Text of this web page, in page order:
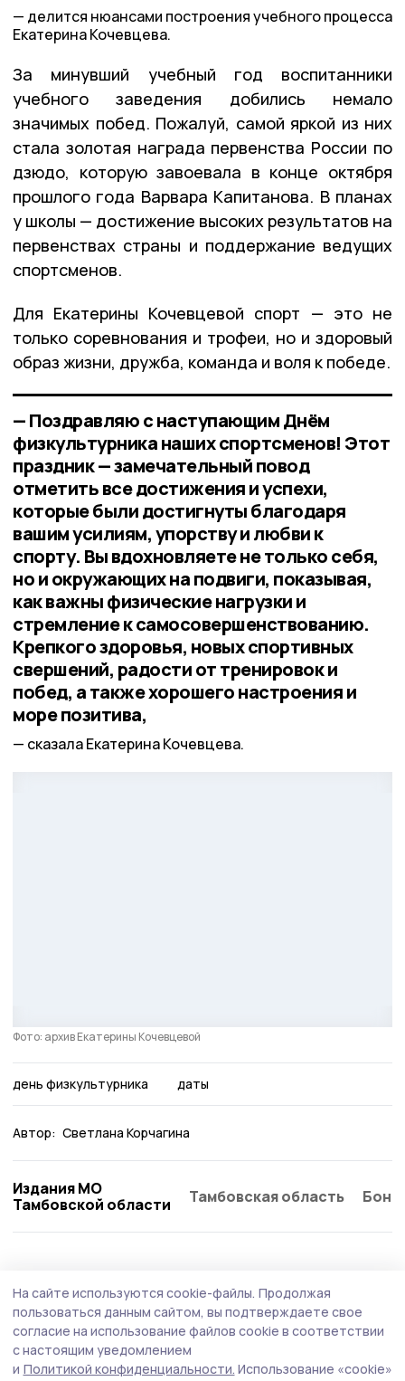
делится нюансами построения учебного процесса
Екатерина Кочевцева.
За минувший учебный год воспитанники
учебного заведения добились немало
значимых побед. Пожалуй, самой яркой из них
стала золотая награда первенства России по
дзюдо, которую завоевала в конце октября
прошлого года Варвара Капитанова. В планах
у школы — достижение высоких результатов на
первенствах страны и поддержание ведущих
спортсменов.
Для Екатерины Кочевцевой спорт — это не
только соревнования и трофеи, но и здоровый
образ жизни, дружба, команда и воля к победе.
— Поздравляю с наступающим Днём
физкультурника наших спортсменов! Этот
праздник — замечательный повод
отметить все достижения и успехи,
которые были достигнуты благодаря
вашим усилиям, упорству и любви к
спорту. Вы вдохновляете не только себя,
но и окружающих на подвиги, показывая,
как важны физические нагрузки и
стремление к самосовершенствованию.
Крепкого здоровья, новых спортивных
свершений, радости от тренировок и
побед, а также хорошего настроения и
море позитива,
сказала Екатерина Кочевцева.
Фото: архив Екатерины Кочевцевой
день физкультурника даты
Автор: Светлана Корчагина
Издания МО
Тамбовской области
Тамбовская область
На сайте используются cookie-файлы. Продолжая
пользоваться данным сайтом, вы подтверждаете свое
согласие на использование файлов cookie в соответствии
с настоящим уведомлением
и Политикой конфиденциальности. Использование «cookie»